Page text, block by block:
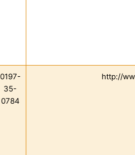
0197-
35-
0784
http://